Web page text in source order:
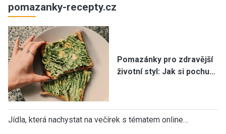
pomazanky-recepty.cz
Pomazánky pro zdravější
životní styl: Jak si pochu…
Jídla, která nachystat na večírek s tématem online…